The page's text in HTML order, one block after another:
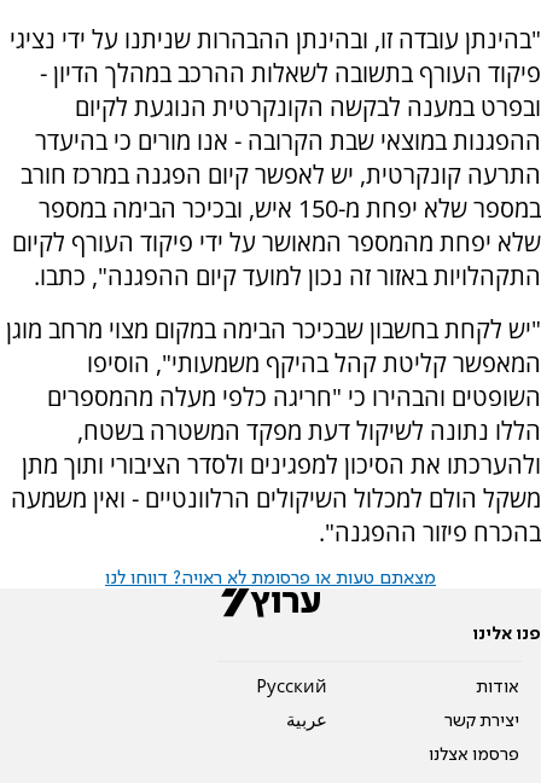
"בהינתן עובדה זו, ובהינתן ההבהרות שניתנו על ידי נציגי
פיקוד העורף בתשובה לשאלות ההרכב במהלך הדיון -
ובפרט במענה לבקשה הקונקרטית הנוגעת לקיום
ההפגנות במוצאי שבת הקרובה - אנו מורים כי בהיעדר
התרעה קונקרטית, יש לאפשר קיום הפגנה במרכז חורב
במספר שלא יפחת מ-150 איש, ובכיכר הבימה במספר
שלא יפחת מהמספר המאושר על ידי פיקוד העורף לקיום
התקהלויות באזור זה נכון למועד קיום ההפגנה", כתבו.
"יש לקחת בחשבון שבכיכר הבימה במקום מצוי מרחב מוגן
המאפשר קליטת קהל בהיקף משמעותי", הוסיפו
השופטים והבהירו כי "חריגה כלפי מעלה מהמספרים
הללו נתונה לשיקול דעת מפקד המשטרה בשטח,
ולהערכתו את הסיכון למפגינים ולסדר הציבורי ותוך מתן
משקל הולם למכלול השיקולים הרלוונטיים - ואין משמעה
בהכרח פיזור ההפגנה".
מצאתם טעות או פרסומת לא ראויה? דווחו לנו
פנו אלינו
אודות
יצירת קשר
פרסמו אצלנו
Pусский
عربية